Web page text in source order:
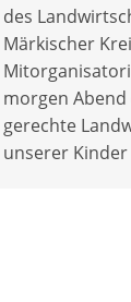
des
Märkischer
morgen Abend
gerechte
unserer